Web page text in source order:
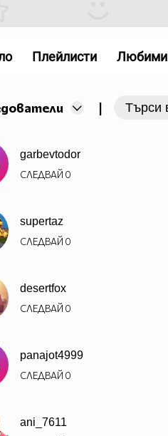
|
garbevtodor
СЛЕДВАЙ 0
supertaz
СЛЕДВАЙ 0
desertfox
СЛЕДВАЙ 0
panajot4999
СЛЕДВАЙ 0
ani_7611
Плейлисти Любими